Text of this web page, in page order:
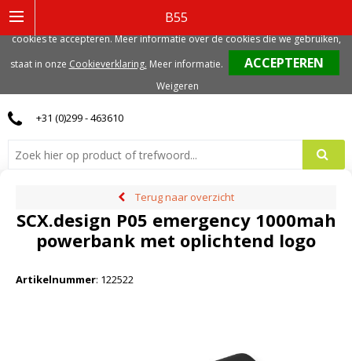
B55
0
+31 (0)299 - 463610
Terug naar overzicht
SCX.design P05 emergency 1000mah
powerbank met oplichtend logo
Artikelnummer: 122522
gerelateerde cookies. Voor de beste gebruikerservaring, adviseren we deze
cookies te accepteren. Meer informatie over de cookies die we gebruiken,
staat in onze Cookieverklaring. Meer informatie.
Weigeren